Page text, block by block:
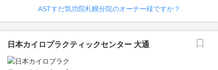
ASTすだ気功院札幌分院のオーナー様ですか？
日本カイロプラクティックセンター 大通